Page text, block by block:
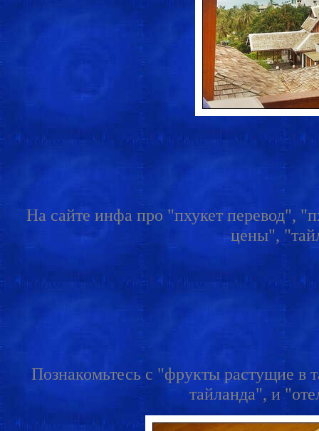
На сайте инфа про "пхукет перевод",
цены",
Познакомьтесь с "фрукты растущие в
тайланда", и